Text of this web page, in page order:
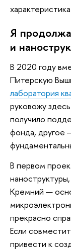
Я
и
В 2020 году
Питерскую
лаборатория
руковожу
получило
фонда, другое
В первом
Кремний —
прекрасно
Если
привести к